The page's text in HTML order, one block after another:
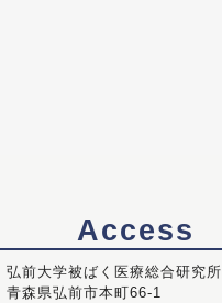
Access
弘前大学被ばく医療総合研究所
森県弘前市本町66-1